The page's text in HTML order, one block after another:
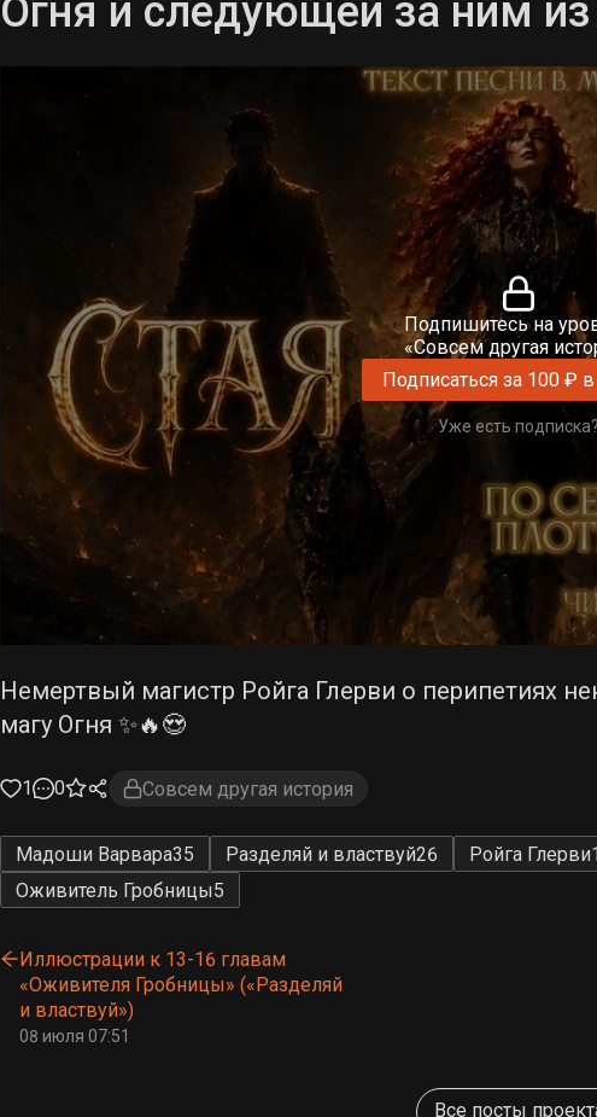
Огня и следующей за ним
Подпишитесь на
«Совсем другая
Подписаться за 100 ₽
Уже есть подписка?
Немертвый магистр Ройга Глерви о перипетиях
магу Огня ✨🔥😍
1 0 Совсем другая история
Мадоши Варвара35 Разделяй и властвуй26 Ройга Глерви
Оживитель Гробницы5
Иллюстрации к 13-16 главам
«Оживителя Гробницы» («Разделяй
и властвуй»)
08 июля 07:51
Все посты